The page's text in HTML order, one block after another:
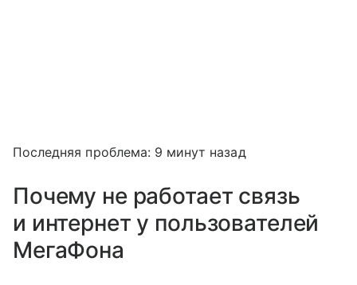
Последняя проблема: 9 минут назад
Почему не работает связь
и интернет у пользователей
МегаФона